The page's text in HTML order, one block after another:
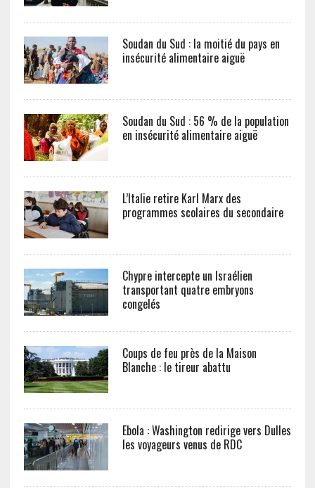
Soudan du Sud : la moitié du pays en
insécurité alimentaire aiguë
Soudan du Sud : 56 % de la population
en insécurité alimentaire aiguë
L’Italie retire Karl Marx des
programmes scolaires du secondaire
Chypre intercepte un Israélien
transportant quatre embryons
congelés
Coups de feu près de la Maison
Blanche : le tireur abattu
Ebola : Washington redirige vers Dulles
les voyageurs venus de RDC